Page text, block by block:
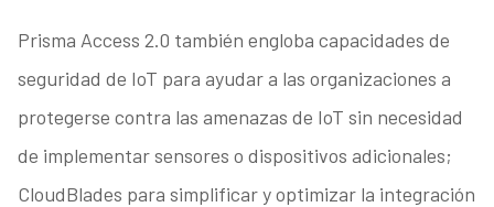
Prisma Access 2.0 también engloba capacidades de
seguridad de IoT para ayudar a las organizaciones a
protegerse contra las amenazas de IoT sin necesidad
de implementar sensores o dispositivos adicionales;
CloudBlades para simplificar y optimizar la integración